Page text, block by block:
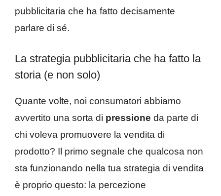
pubblicitaria che ha fatto decisamente
parlare di sé.
La strategia pubblicitaria che ha fatto la
storia (e non solo)
Quante volte, noi consumatori abbiamo
avvertito una sorta di pressione da parte di
chi voleva promuovere la vendita di
prodotto? Il primo segnale che qualcosa non
sta funzionando nella tua strategia di vendita
è proprio questo: la percezione